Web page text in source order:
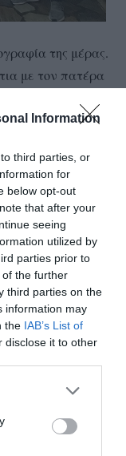
Information
third parties, or
for
below opt-out
that after your
seeing
utilized by
parties prior to
the further
third parties on the
information may
the IAB’s List of
disclose it to other
or more Google
You may click to
party tags to
της μέρας.
με τον πατέρα
την
της Άνδρου